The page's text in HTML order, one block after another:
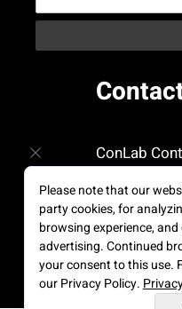
ConLab
Phone:
Fax: +
E-mail:
Please note that our
party cookies, for
browsing experience,
advertising. Continued
your consent to this use.
our Privacy Policy.